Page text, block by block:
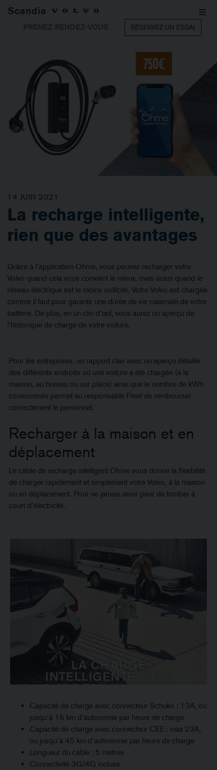
Scandia
PRENEZ RENDEZ-VOUS RÉSERVEZ UN ESSAI
14 JUIN 2021
La recharge intelligente,
rien que des avantages
Grâce à l’application Ohme, vous pouvez recharger votre
Volvo quand cela vous convient le mieux, mais aussi quand le
réseau électrique est le moins sollicité. Votre Volvo est chargée
comme il faut pour garantir une durée de vie maximale de votre
batterie. De plus, en un clin d’œil, vous aurez un aperçu de
l’historique de charge de votre voiture.
Pour les entreprises, un rapport clair avec un aperçu détaillé
des différents endroits où une voiture a été chargée (à la
maison, au bureau ou sur place) ainsi que le nombre de kWh
consommés permet au responsable Fleet de rembourser
correctement le personnel.
Recharger à la maison et en
déplacement
Le câble de recharge intelligent Ohme vous donne la flexibilité
de charger rapidement et simplement votre Volvo, à la maison
ou en déplacement. Pour ne jamais avoir peur de tomber à
court d’électricité.
Capacité de charge avec connecteur Schuko : 13A, ou
jusqu’à 16 km d’autonomie par heure de charge
Capacité de charge avec connecteur CEE : max 23A,
ou jusqu’à 45 km d’autonomie par heure de charge
Longueur du câble : 5 mètres
Connectivité 3G/4G incluse